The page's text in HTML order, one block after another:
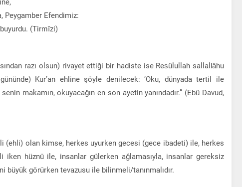
Peygamber Efendimiz:
buyurdu. (Tirmîzi)
razı olsun) rivayet ettiği bir hadiste ise Resûlullah sallallâhu
Kur’an ehline şöyle denilecek: ‘Oku, dünyada tertil ile
makamın, okuyacağın en son ayetin yanındadır.” (Ebû Davud,
(ehli) olan kimse, herkes uyurken gecesi (gece ibadeti) ile, herkes
hüznü ile, insanlar gülerken ağlamasıyla, insanlar gereksiz
görürken tevazusu ile bilinmeli/tanınmalıdır.